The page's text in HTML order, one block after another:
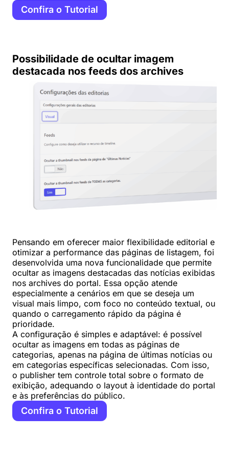
Confira o Tutorial
Possibilidade de ocultar imagem
destacada nos feeds dos archives
Pensando em oferecer maior flexibilidade editorial e
otimizar a performance das páginas de listagem, foi
desenvolvida uma nova funcionalidade que permite
ocultar as imagens destacadas das notícias exibidas
nos archives do portal. Essa opção atende
especialmente a cenários em que se deseja um
visual mais limpo, com foco no conteúdo textual, ou
quando o carregamento rápido da página é
prioridade.
A configuração é simples e adaptável: é possível
ocultar as imagens em todas as páginas de
categorias, apenas na página de últimas notícias ou
em categorias específicas selecionadas. Com isso,
o publisher tem controle total sobre o formato de
exibição, adequando o layout à identidade do portal
e às preferências do público.
Confira o Tutorial